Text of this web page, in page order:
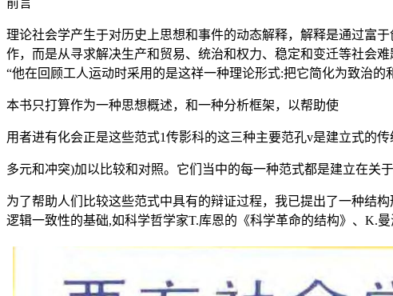
理论社会学产生于对历史上思想和事件的动态解释，解释是通过富
作，而是从寻求解决生产和贸易、统治和权力、稳定和变迁等社会
“他在回顾工人运动时采用的是这祥一种理论形式:把它简化为致治
本书只打算作为一种思想概述，和一种分析框架，以帮助使
用者进有化会正是这些范式1传影科的这三种主要范孔v是建立式的
多元和冲突)加以比较和对照。它们当中的每一种范式都是建立在关
为了帮助人们比较这些范式中具有的辩证过程，我已提出了一种结
逻辑一致性的基础,如科学哲学家T.库恩的《科学革命的结构》、K.